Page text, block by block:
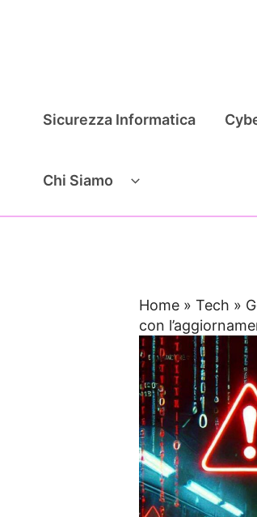
Sicurezza Informatica
Chi Siamo
Home »Tech »
con